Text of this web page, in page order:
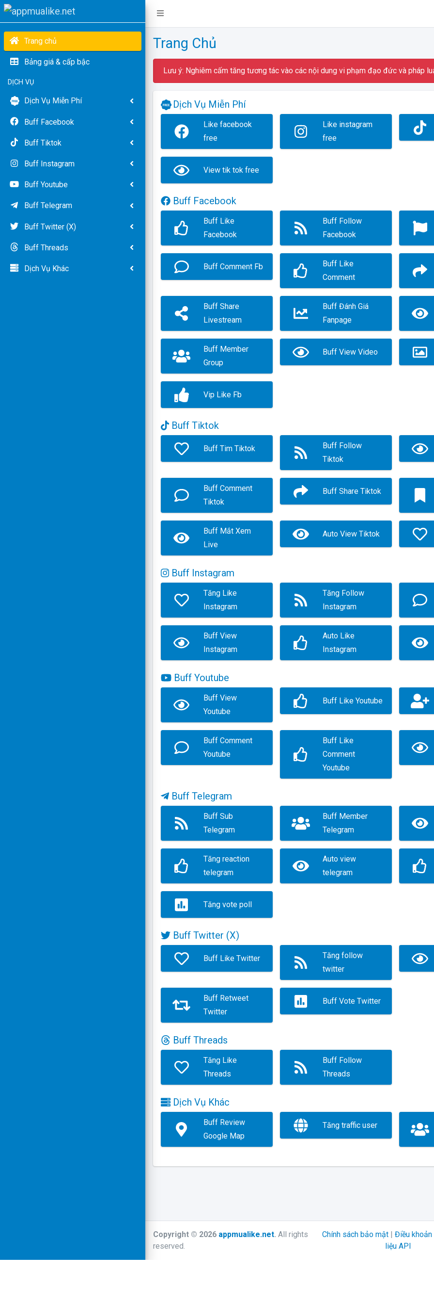
Trang chủ
Bảng giá & cấp bậc
DỊCH VỤ
Dịch Vụ Miễn Phí
Buff Facebook
Buff Tiktok
Buff Instagram
Buff Youtube
Buff Telegram
Buff Twitter (X)
Buff Threads
Dịch Vụ Khác
Trang Chủ
Lưu ý: Nghiêm cấm tăng tương tác vào các nội dung vi phạm đạo đức và pháp
Dịch Vụ Miễn Phí
Like facebook
free
Like instagram
free
View tik tok free
Buff Facebook
Buff Like
Facebook
Buff Follow
Facebook
Buff Comment Fb
Buff Like
Comment
Buff Share
Livestream
Buff Đánh Giá
Fanpage
Buff Member
Group
Buff View Video
Vip Like Fb
Buff Tiktok
Buff Tim Tiktok
Buff Follow
Tiktok
Buff Comment
Tiktok
Buff Share Tiktok
Buff Mắt Xem
Live
Auto View Tiktok
Buff Instagram
Tăng Like
Instagram
Tăng Follow
Instagram
Buff View
Instagram
Auto Like
Instagram
Buff Youtube
Buff View
Youtube
Buff Like Youtube
Buff Comment
Youtube
Buff Like
Comment
Youtube
Buff Telegram
Buff Sub
Telegram
Buff Member
Telegram
Tăng reaction
telegram
Auto view
telegram
Tăng vote poll
Buff Twitter (X)
Buff Like Twitter
Tăng follow
twitter
Buff Retweet
Twitter
Buff Vote Twitter
Buff Threads
Tăng Like
Threads
Buff Follow
Threads
Dịch Vụ Khác
Buff Review
Google Map
Tăng traffic user
Copyright © 2026 appmualike.net. All rights
reserved.
Chính sách bảo mật| Điều khoản
liệu API